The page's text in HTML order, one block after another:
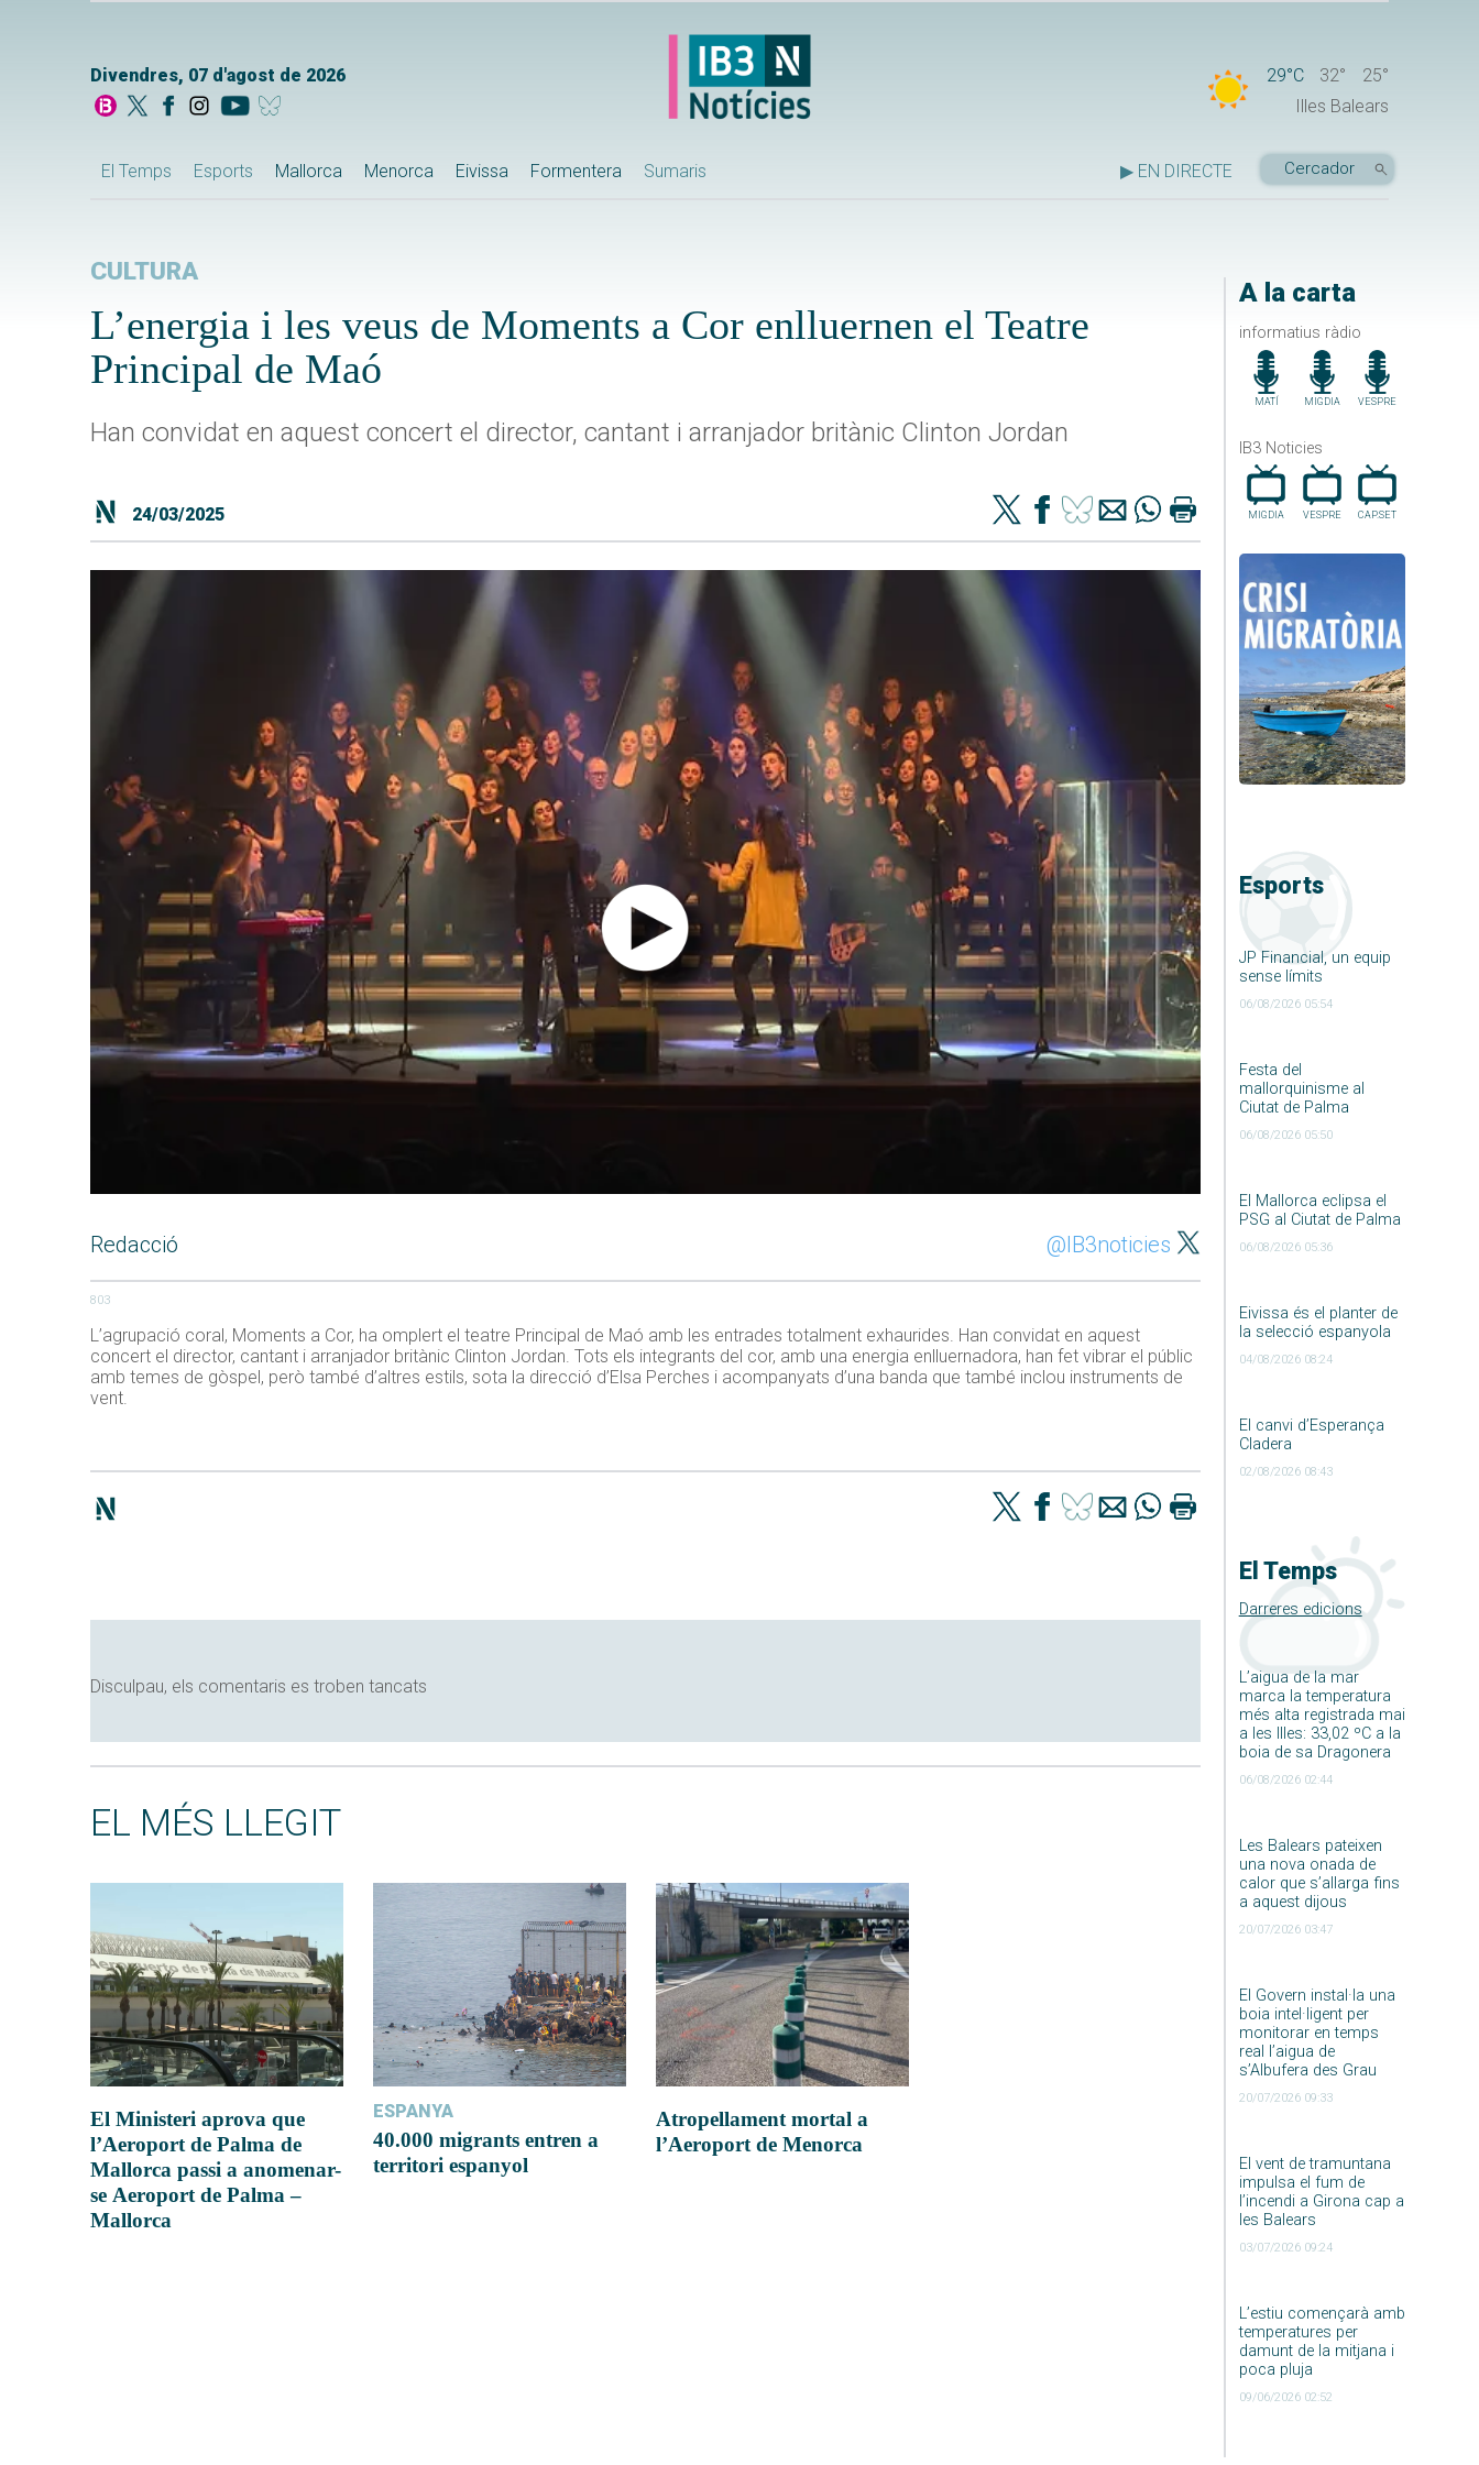
Divendres, 07 d'agost de 2026 29°C 32°
25°
Illes Balears
El Temps Esports Mallorca Menorca Eivissa Formentera Sumaris ▶ EN DIRECTE
A la carta
informatius ràdio
MATÍ MIGDIA VESPRE
IB3 Noticies
MIGDIA VESPRE CAP.SET
Esports
JP Financial, un equip
sense límits
06/08/2026 05:54
Festa del
mallorquinisme al
Ciutat de Palma
06/08/2026 05:50
El Mallorca eclipsa el
PSG al Ciutat de Palma
06/08/2026 05:36
Eivissa és el planter de
la selecció espanyola
04/08/2026 08:24
El canvi d’Esperança
Cladera
02/08/2026 08:43
El Temps
Darreres edicions
L’aigua de la mar
marca la temperatura
més alta registrada mai
a les Illes: 33,02 ºC a la
boia de sa Dragonera
06/08/2026 02:44
Les Balears pateixen
una nova onada de
calor que s’allarga fins
a aquest dijous
20/07/2026 03:47
El Govern instal·la una
boia intel·ligent per
monitorar en temps
real l’aigua de
s’Albufera des Grau
20/07/2026 09:33
El vent de tramuntana
impulsa el fum de
l’incendi a Girona cap a
les Balears
03/07/2026 09:24
L’estiu començarà amb
temperatures per
damunt de la mitjana i
poca pluja
09/06/2026 02:52
CULTURA
L’energia i les veus de Moments a Cor enlluernen el Teatre
Principal de Maó
Han convidat en aquest concert el director, cantant i arranjador britànic Clinton Jordan
24/03/2025
Redacció @IB3noticies
803
L’agrupació coral, Moments a Cor, ha omplert el teatre Principal de Maó amb les entrades totalment exhaurides. Han convidat en aquest
concert el director, cantant i arranjador britànic Clinton Jordan. Tots els integrants del cor, amb una energia enlluernadora, han fet vibrar el públic
amb temes de gòspel, però també d’altres estils, sota la direcció d’Elsa Perches i acompanyats d’una banda que també inclou instruments de
vent.
Disculpau, els comentaris es troben tancats
EL MÉS LLEGIT
El Ministeri aprova que
l’Aeroport de Palma de
Mallorca passi a anomenar-
se Aeroport de Palma –
Mallorca
ESPANYA
40.000 migrants entren a
territori espanyol
Atropellament mortal a
l’Aeroport de Menorca